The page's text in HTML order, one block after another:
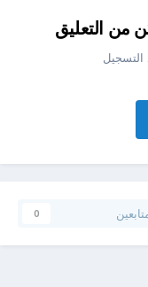
التعليق
0